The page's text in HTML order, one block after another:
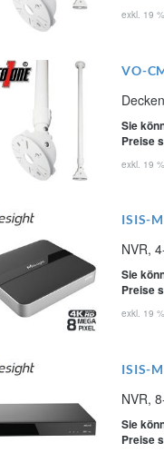
exkl. 19
VO-
Sie
Preise
exkl. 19
ISIS-
NVR,
Sie
Preise
exkl. 19
ISIS-
NVR,
Sie
Preise